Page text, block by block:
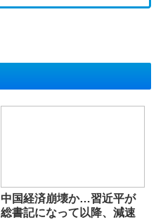
中国経済崩壊か…習近平が
総書記になって以降、減速